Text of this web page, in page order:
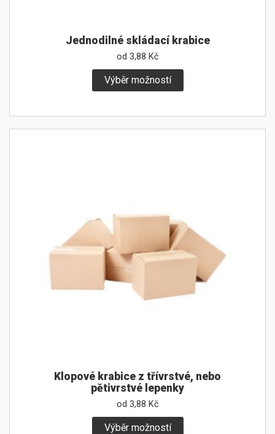
Jednodilné skládací krabice
od 3,88 Kč
Výběr možností
Klopové krabice z třívrstvé, nebo
pětivrstvé lepenky
od 3,88 Kč
Výběr možností